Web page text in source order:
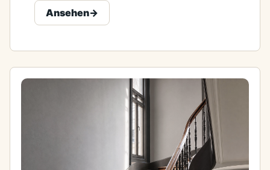
Ansehen->